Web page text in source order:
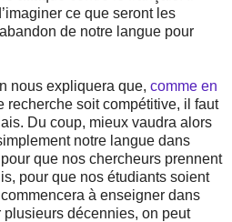
ce que seront les
de notre langue pour
nous expliquera que, comme en
recherche soit compétitive, il faut
Du coup, mieux vaudra alors
notre langue dans
que nos chercheurs prennent
pour que nos étudiants soient
à enseigner dans
décennies, on peut